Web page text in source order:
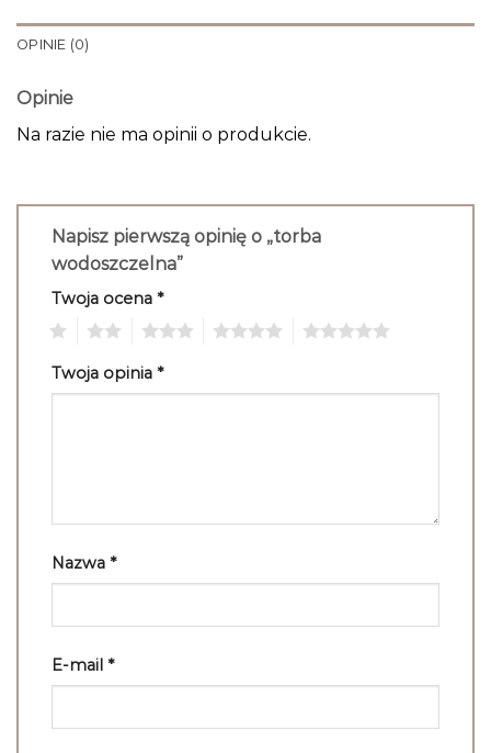
OPINIE (0)
Opinie
Na razie nie ma opinii o produkcie.
Napisz pierwszą opinię o „torba
wodoszczelna”
Twoja ocena *
Twoja opinia *
Nazwa *
E-mail *